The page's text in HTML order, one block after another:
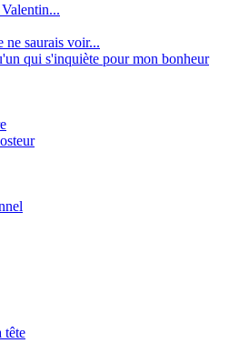
ne saurais voir...
qui s'inquiète pour mon bonheur
tête